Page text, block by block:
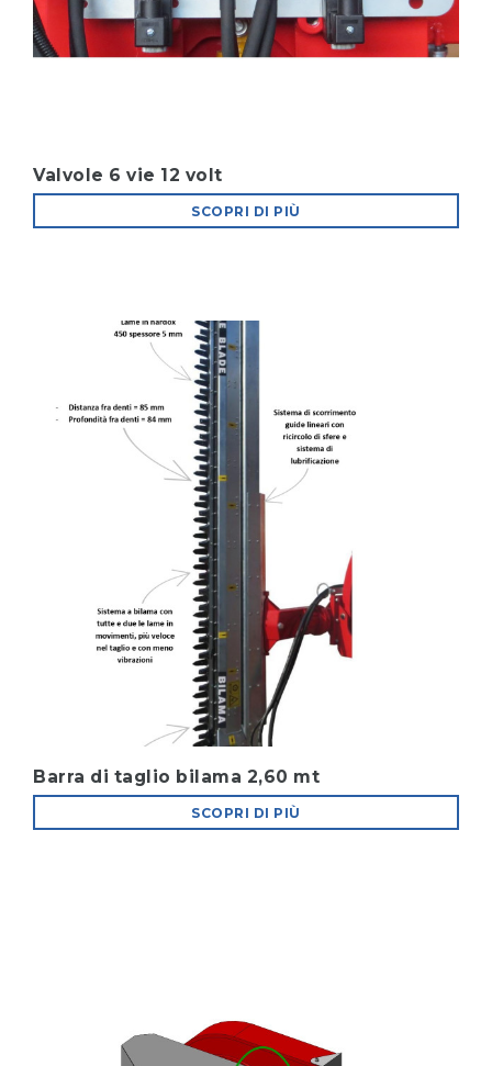
Valvole 6 vie 12 volt
SCOPRI DI PIÙ
Barra di taglio bilama 2,60 mt
SCOPRI DI PIÙ